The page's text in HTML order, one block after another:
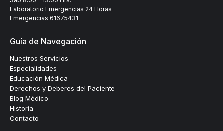
Laboratorio Emergencias 24 Horas
Emergencias 61675431
Guía de Navegación
Nuestros Servicios
Especialidades
Educación Médica
Derechos y Deberes del Paciente
Blog Médico
Historia
Contacto